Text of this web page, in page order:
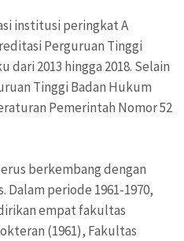
institusi peringkat A
Perguruan Tinggi
dari 2013 hingga 2018. Selain
Tinggi Badan Hukum
Pemerintah Nomor 52
berkembang dengan
periode 1961-1970,
empat fakultas
(1961), Fakultas